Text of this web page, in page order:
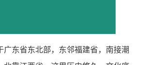
广东省东北部，东邻福建省，南接潮